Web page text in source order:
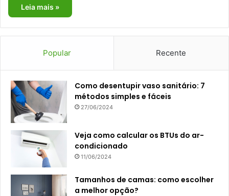
Leia mais »
Popular Recente
Como desentupir vaso sanitário: 7
métodos simples e fáceis
27/06/2024
Veja como calcular os BTUs do ar-
condicionado
11/06/2024
Tamanhos de camas: como escolher
a melhor opção?